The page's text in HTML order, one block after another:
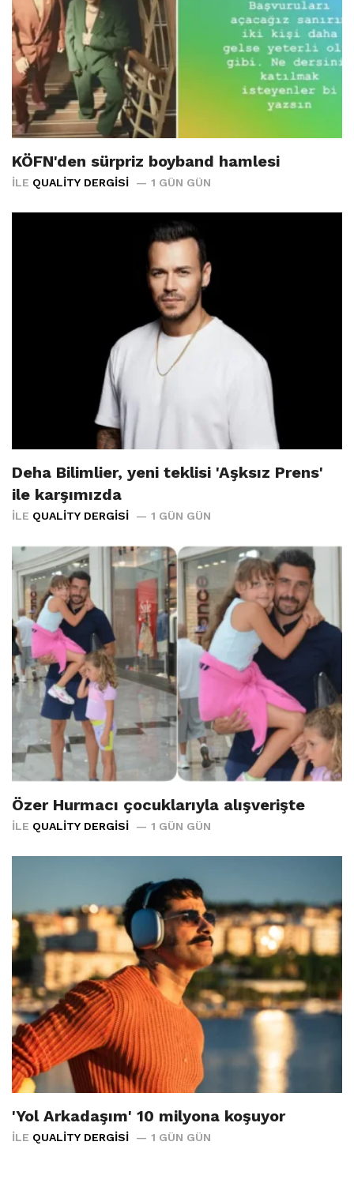
KÖFN'den sürpriz boyband hamlesi
İLE QUALITY DERGISI 1 GÜN GÜN
Deha Bilimlier, yeni teklisi 'Aşksız Prens'
ile karşımızda
İLE QUALITY DERGISI 1 GÜN GÜN
Özer Hurmacı çocuklarıyla alışverişte
İLE QUALITY DERGISI 1 GÜN GÜN
'Yol Arkadaşım' 10 milyona koşuyor
İLE QUALITY DERGISI 1 GÜN GÜN